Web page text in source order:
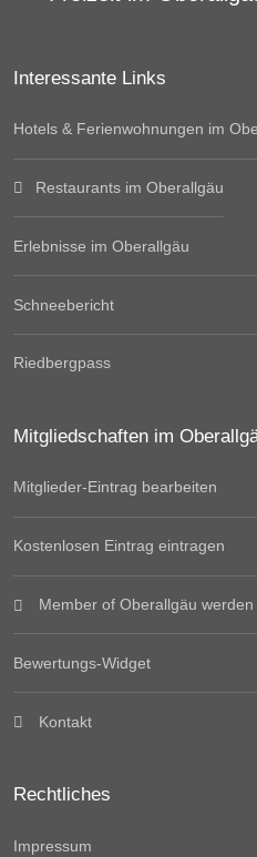
Interessante Links
Hotels & Ferienwohnungen im
Restaurants im Oberallgäu
Erlebnisse im Oberallgäu
Schneebericht
Riedbergpass
Mitgliedschaften im
Mitglieder-Eintrag bearbeiten
Kostenlosen Eintrag eintragen
Member of Oberallgäu werden
Bewertungs-Widget
Kontakt
Rechtliches
Impressum